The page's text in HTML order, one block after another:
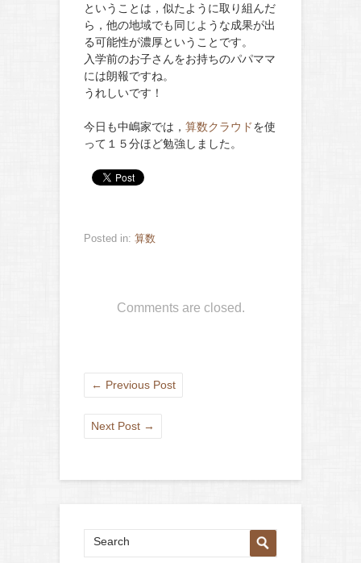
ということは，似たように取り組んだ
ら，他の地域でも同じような成果が出
る可能性が濃厚ということです。
入学前のお子さんをお持ちのパパママ
には朗報ですね。
うれしいです！
今日も中嶋家では， 算数クラウドを使
って１５分ほど勉強しました。
Posted in: 算数
Comments are closed.
← Previous Post
Next Post →